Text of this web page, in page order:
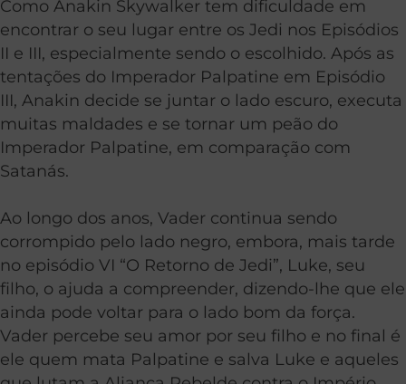
Como Anakin Skywalker tem dificuldade em
encontrar o seu lugar entre os Jedi nos Episódios
II e III, especialmente sendo o escolhido. Após as
tentações do Imperador Palpatine em Episódio
III, Anakin decide se juntar o lado escuro, executa
muitas maldades e se tornar um peão do
Imperador Palpatine, em comparação com
Satanás.
Ao longo dos anos, Vader continua sendo
corrompido pelo lado negro, embora, mais tarde
no episódio VI “O Retorno de Jedi”, Luke, seu
filho, o ajuda a compreender, dizendo-lhe que ele
ainda pode voltar para o lado bom da força.
Vader percebe seu amor por seu filho e no final é
ele quem mata Palpatine e salva Luke e aqueles